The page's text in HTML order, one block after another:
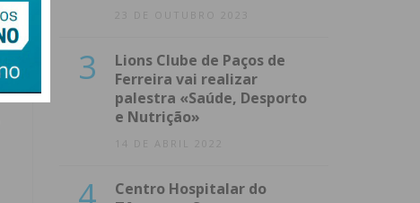
23 DE OUTUBRO 2023
3
Lions Clube de Paços de
Ferreira vai realizar
palestra «Saúde, Desporto
e Nutrição»
14 DE ABRIL 2022
Centro Hospitalar do